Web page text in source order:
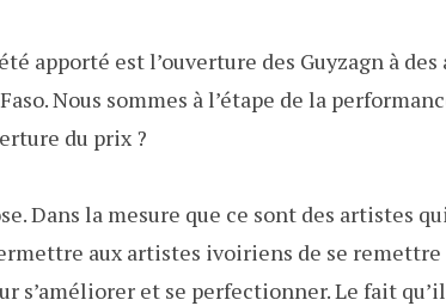
apporté est l’ouverture des Guyzagn à
Nous sommes à l’étape de la
du prix ?
Dans la mesure que ce sont des artistes
aux artistes ivoiriens de se remettre
s’améliorer et se perfectionner. Le fait